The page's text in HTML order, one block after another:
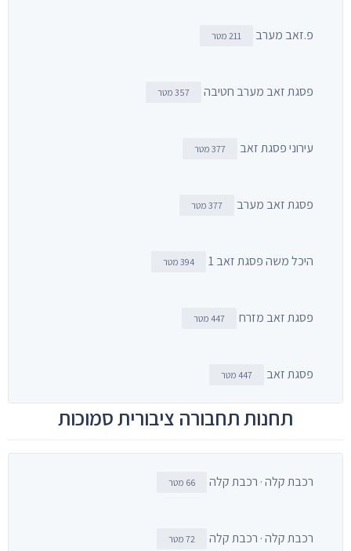
פ.זאב מערב 211 מטר
פסגת זאב מערב חטיבה 357 מטר
עירוני פסגת זאב 377 מטר
פסגת זאב מערב 377 מטר
היכל משה פסגת זאב 1 394 מטר
פסגת זאב מזרח 447 מטר
פסגת זאב 447 מטר
תחנות תחבורה ציבורית סמוכות
רכבת קלה · רכבת קלה 66 מטר
רכבת קלה · רכבת קלה 72 מטר